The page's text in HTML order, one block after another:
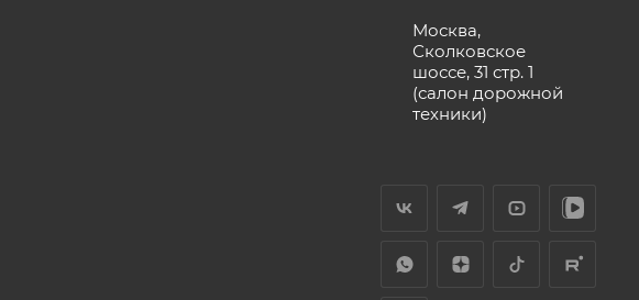
Москва,
Сколковское
шоссе, 31 стр. 1
(салон дорожной
техники)